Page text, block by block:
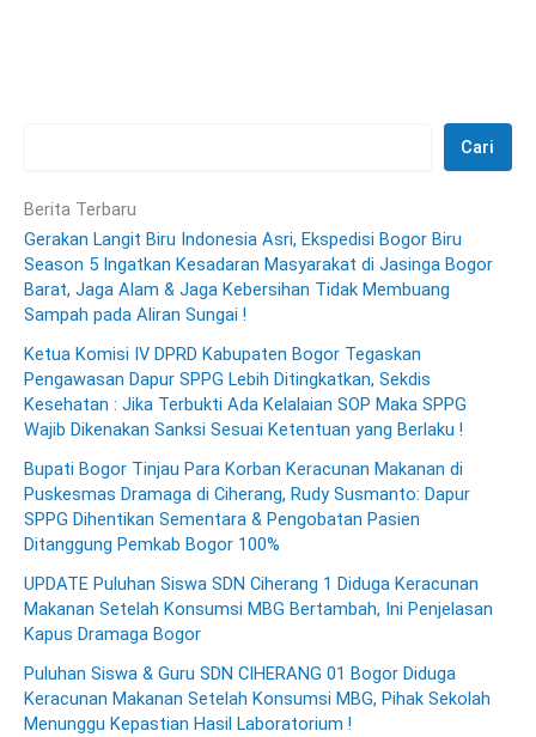
Cari
Berita Terbaru
Gerakan Langit Biru Indonesia Asri, Ekspedisi Bogor Biru
Season 5 Ingatkan Kesadaran Masyarakat di Jasinga Bogor
Barat, Jaga Alam & Jaga Kebersihan Tidak Membuang
Sampah pada Aliran Sungai !
Ketua Komisi IV DPRD Kabupaten Bogor Tegaskan
Pengawasan Dapur SPPG Lebih Ditingkatkan, Sekdis
Kesehatan : Jika Terbukti Ada Kelalaian SOP Maka SPPG
Wajib Dikenakan Sanksi Sesuai Ketentuan yang Berlaku !
Bupati Bogor Tinjau Para Korban Keracunan Makanan di
Puskesmas Dramaga di Ciherang, Rudy Susmanto: Dapur
SPPG Dihentikan Sementara & Pengobatan Pasien
Ditanggung Pemkab Bogor 100%
UPDATE Puluhan Siswa SDN Ciherang 1 Diduga Keracunan
Makanan Setelah Konsumsi MBG Bertambah, Ini Penjelasan
Kapus Dramaga Bogor
Puluhan Siswa & Guru SDN CIHERANG 01 Bogor Diduga
Keracunan Makanan Setelah Konsumsi MBG, Pihak Sekolah
Menunggu Kepastian Hasil Laboratorium !